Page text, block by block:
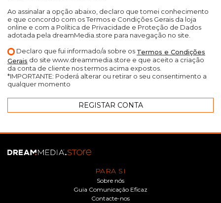
Ao assinalar a opção abaixo, declaro que tomei conhecimento
e que concordo com os Termos e Condições Gerais da loja
online e com a Política de Privacidade e Proteção de Dados
adotada pela dreamMedia.store para navegação no site.
Declaro que fui informado/a sobre os Termos e Condições
Gerais do site www.dreammedia.store e que aceito a criação
da conta de cliente nos termos acima expostos.
*IMPORTANTE: Poderá alterar ou retirar o seu consentimento a
qualquer momento
PARA SI
Sobre nós
Guia Comunicação Eficaz
Contacte-nos